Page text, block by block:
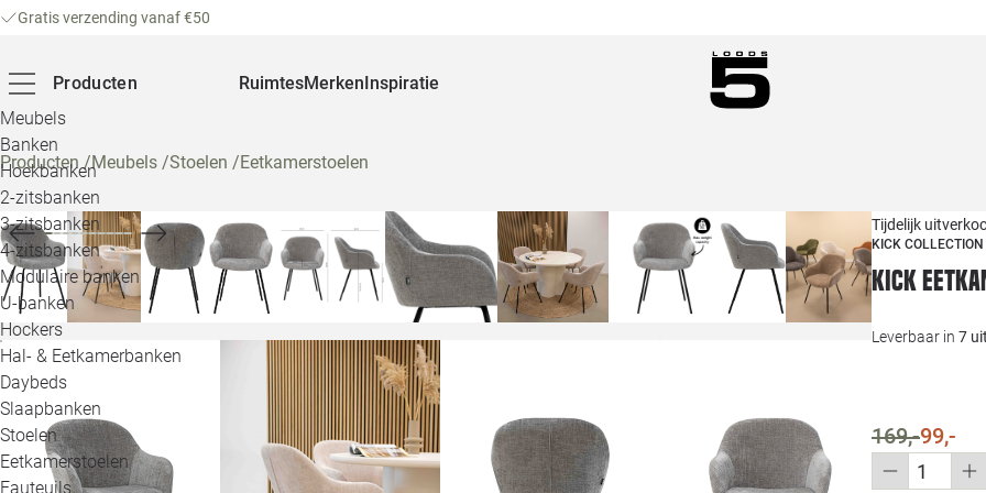
Gratis verzending vanaf €50
Producten
Meubels
Banken
Hoekbanken
2-zitsbanken
3-zitsbanken
4-zitsbanken
Modulaire banken
U-banken
Hockers
Hal- & Eetkamerbanken
Daybeds
Slaapbanken
Stoelen
Eetkamerstoelen
Fauteuils
RuimtesMerkenInspiratie
Producten/Meubels /Stoelen /Eetkamerstoelen
Tijdelijk
KICK COLLECTION
Kick
Leverbaar in 7
169,-99,-